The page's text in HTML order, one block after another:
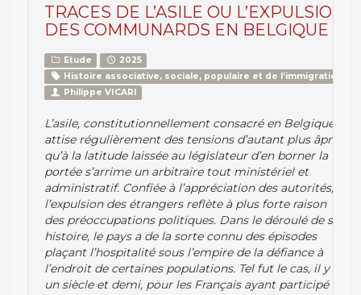
TRACES DE L’ASILE OU L’EXPULSION
DES COMMUNARDS EN BELGIQUE
Etude
2025
Histoire associative, sociale, populaire et de l’immigration
Philippe VICARI
L’asile, constitutionnellement consacré en Belgique,
attise régulièrement des tensions d’autant plus âpres
qu’à la latitude laissée au législateur d’en borner la
portée s’arrime un arbitraire tout ministériel et
administratif. Confiée à l’appréciation des autorités,
l’expulsion des étrangers reflète à plus forte raison
des préoccupations politiques. Dans le déroulé de son
histoire, le pays a de la sorte connu des épisodes
plaçant l’hospitalité sous l’empire de la défiance à
l’endroit de certaines populations. Tel fut le cas, il y a
un siècle et demi, pour les Français ayant participé à